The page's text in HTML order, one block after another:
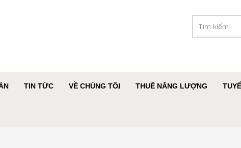
TIN TỨC VỀ CHÚNG TÔI THUÊ NĂNG LƯỢNG